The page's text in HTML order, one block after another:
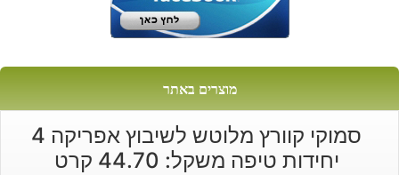
מוצרים באתר
סמוקי קוורץ מלוטש לשיבוץ אפריקה 4
יחידות טיפה משקל: 44.70 קרט